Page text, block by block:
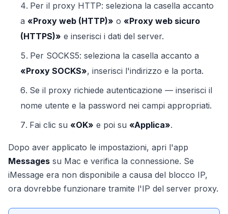
Per il proxy HTTP: seleziona la casella accanto
a «Proxy web (HTTP)» o «Proxy web sicuro
(HTTPS)» e inserisci i dati del server.
Per SOCKS5: seleziona la casella accanto a
«Proxy SOCKS», inserisci l'indirizzo e la porta.
Se il proxy richiede autenticazione — inserisci il
nome utente e la password nei campi appropriati.
Fai clic su «OK» e poi su «Applica».
Dopo aver applicato le impostazioni, apri l'app
Messages su Mac e verifica la connessione. Se
iMessage era non disponibile a causa del blocco IP,
ora dovrebbe funzionare tramite l'IP del server proxy.